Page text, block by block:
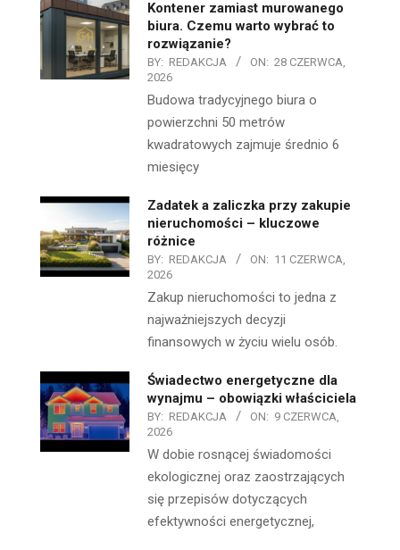
Kontener zamiast murowanego
biura. Czemu warto wybrać to
rozwiązanie?
BY: REDAKCJA ON: 28 CZERWCA,
2026
Budowa tradycyjnego biura o
powierzchni 50 metrów
kwadratowych zajmuje średnio 6
miesięcy
Zadatek a zaliczka przy zakupie
nieruchomości – kluczowe
różnice
BY: REDAKCJA ON: 11 CZERWCA,
2026
Zakup nieruchomości to jedna z
najważniejszych decyzji
finansowych w życiu wielu osób.
Świadectwo energetyczne dla
wynajmu – obowiązki właściciela
BY: REDAKCJA ON: 9 CZERWCA,
2026
W dobie rosnącej świadomości
ekologicznej oraz zaostrzających
się przepisów dotyczących
efektywności energetycznej,